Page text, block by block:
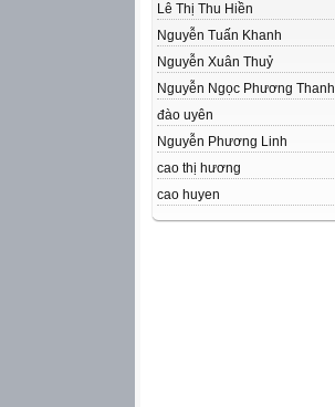
Lê Thị Thu Hiền
Nguyễn Tuấn Khanh
Nguyễn Xuân Thuỷ
Nguyễn Ngọc Phương Thanh
đào uyên
Nguyễn Phương Linh
cao thị hương
cao huyen